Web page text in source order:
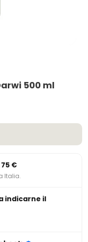
500 ml
€
Italia.
indicarne il